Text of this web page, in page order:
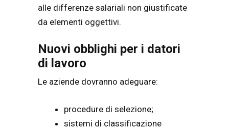
alle differenze salariali non giustificate
da elementi oggettivi.
Nuovi obblighi per i datori
di lavoro
Le aziende dovranno adeguare:
procedure di selezione;
sistemi di classificazione